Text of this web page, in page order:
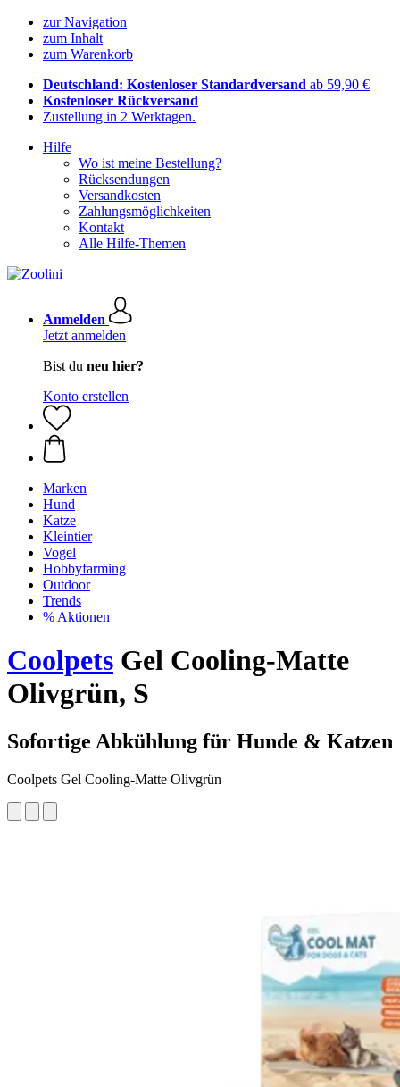
zur Navigation
zum Inhalt
zum Warenkorb
Deutschland: Kostenloser Standardversand ab 59,90 €
Kostenloser Rückversand
Zustellung in 2 Werktagen.
Hilfe
Wo ist meine Bestellung?
Rücksendungen
Versandkosten
Zahlungsmöglichkeiten
Kontakt
Alle Hilfe-Themen
Anmelden
Jetzt anmelden
Bist du neu hier?
Konto erstellen
Marken
Hund
Katze
Kleintier
Vogel
Hobbyfarming
Outdoor
Trends
% Aktionen
Coolpets Gel Cooling-Matte
Olivgrün, S
Sofortige Abkühlung für Hunde & Katzen
Coolpets Gel Cooling-Matte Olivgrün